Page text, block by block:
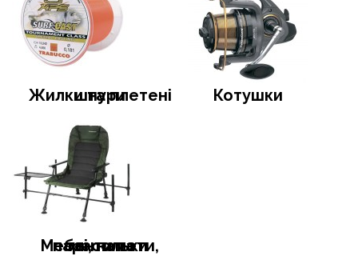
Жилки та плетені шнури Котушки
Меблі, намети, тенти та парасольки